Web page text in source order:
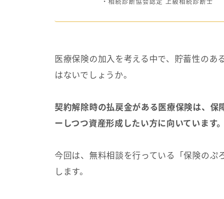
・相続診断協会認定 上級相続診断士
医療保険の加入を考える中で、貯蓄性の
はないでしょうか。
契約解除時の払戻金がある医療保険は、保
ーしつつ資産形成したい方に向いています。
今回は、無料相談を行っている「保険のぷ
します。